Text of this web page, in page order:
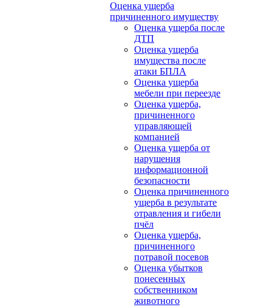
Оценка ущерба
причиненного имуществу
Оценка ущерба после
ДТП
Оценка ущерба
имущества после
атаки БПЛА
Оценка ущерба
мебели при переезде
Оценка ущерба,
причиненного
управляющей
компанией
Оценка ущерба от
нарушения
информационной
безопасности
Оценка причиненного
ущерба в результате
отравления и гибели
пчёл
Оценка ущерба,
причиненного
потравой посевов
Оценка убытков
понесенных
собственником
животного